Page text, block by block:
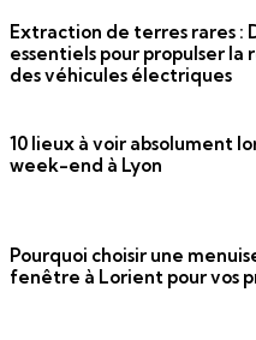
Extraction de terres rares :
essentiels pour propulser la
des véhicules électriques
10 lieux à voir absolument
week-end à Lyon
Pourquoi choisir une
fenêtre à Lorient pour vos